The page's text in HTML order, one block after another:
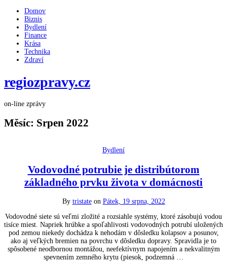
Domov
Biznis
Bydlení
Finance
Krása
Technika
Zdraví
regiozpravy.cz
on-line zprávy
Měsíc: Srpen 2022
Bydlení
Vodovodné potrubie je distribútorom
základného prvku života v domácnosti
By tristate on Pátek, 19 srpna, 2022
Vodovodné siete sú veľmi zložité a rozsiahle systémy, ktoré zásobujú vodou
tisíce miest. Napriek hrúbke a spoľahlivosti vodovodných potrubí uložených
pod zemou niekedy dochádza k nehodám v dôsledku kolapsov a posunov,
ako aj veľkých bremien na povrchu v dôsledku dopravy. Spravidla je to
spôsobené neodbornou montážou, neefektívnym napojením a nekvalitným
spevnením zemného krytu (piesok, podzemná …